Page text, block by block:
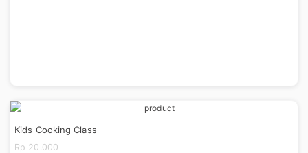
Kids Cooking Class
Rp 20.000